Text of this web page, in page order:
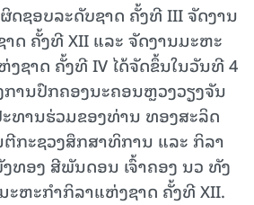
ດຊອບລະດັບຊາດ ຄັ້ງທີ III ຈັດງານ
ດ ຄັ້ງທີ XII ແລະ ຈັດງານມະຫະ
ຊາດ ຄັ້ງທີ IV ໄດ້ຈັດຂຶ້ນໃນວັນທີ 4
ານປົກຄອງນະຄອນຫຼວງວຽງຈັນ
ທານຮ່ວມຂອງທ່ານ ທອງສະລິດ
ກະຊວງສຶກສາທິການ ແລະ ກິລາ
ທອງ ສີພັນດອນ ເຈົ້າຄອງ ນວ ທັງ
ະຫະກຳກິລາແຫ່ງຊາດ ຄັ້ງທີ XII.